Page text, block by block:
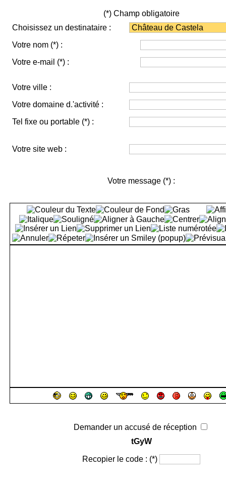
(*) Champ obligatoire
Choisissez un destinataire :
Votre nom (*) :
Votre e-mail (*) :
Votre ville :
Votre domaine d.'activité :
Tel fixe ou portable (*) :
Votre site web :
Votre message (*) :
Demander un accusé de réception
tGyW
Recopier le code : (*)